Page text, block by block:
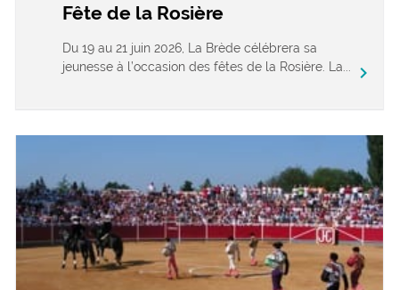
Fête de la Rosière
Du 19 au 21 juin 2026, La Brède célébrera sa
jeunesse à l’occasion des fêtes de la Rosière. La...
chevron_right